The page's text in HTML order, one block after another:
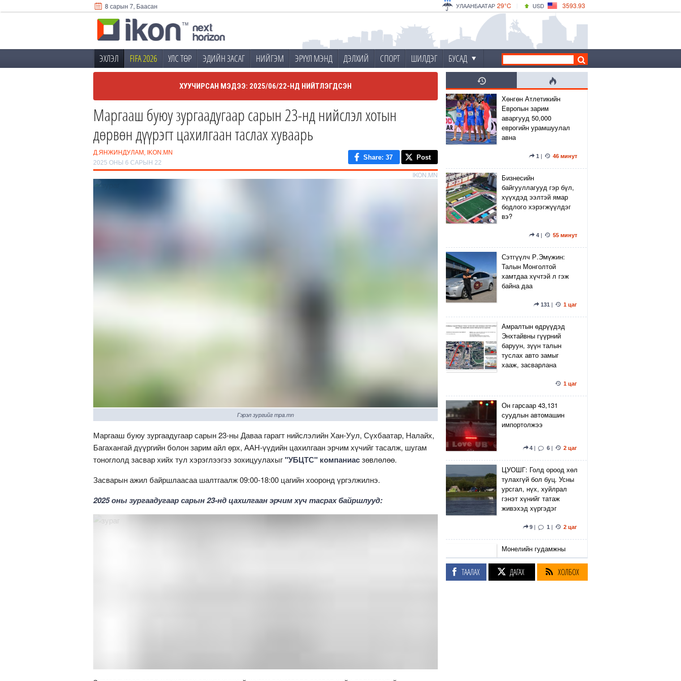
8 сарын 7, Баасан 29°C
УЛААНБААТАР
34°C
ДАРХАН
30°C
ЭРДЭНЭТ
USD 3593.93
4149.01
ЭХЛЭЛ FIFA 2026 УЛС ТӨР ЭДИЙН ЗАСАГ НИЙГЭМ ЭРҮҮЛ МЭНД ДЭЛХИЙ СПОРТ ШИЛДЭГ БУСАД
ХУУЧИРСАН МЭДЭЭ: 2025/06/22-НД НИЙТЛЭГДСЭН
Маргааш буюу зургаадугаар сарын 23-нд нийслэл хотын
дөрвөн дүүрэгт цахилгаан таслах хуваарь
Д.ЯНЖИНДУЛАМ, IKON.MN
2025 ОНЫ 6 САРЫН 22
Share: 37 Post
IKON.MN
Гэрэл зургийг mpa.mn
Маргааш буюу зургаадугаар сарын 23-ны Даваа гарагт нийслэлийн Хан-Уул, Сүхбаатар, Налайх,
Багахангай дүүргийн болон зарим айл өрх, ААН-үүдийн цахилгаан эрчим хүчийг тасалж, шугам
тоноглолд засвар хийх тул хэрэглээгээ зохицуулахыг"УБЦТС" компаниасзөвлөлөө.
Засварын ажил байршлаасаа шалтгаалж 09:00-18:00 цагийн хооронд үргэлжилнэ.
2025 оны зургаадугаар сарын 23-нд цахилгаан эрчим хүч тасрах байршлууд:
Хөнгөн Атлетикийн
Европын зарим
аваргууд 50,000
еврогийн урамшуулал
авна
1 | 46 минут
Бизнесийн
байгууллагууд гэр бүл,
хүүхдэд ээлтэй ямар
бодлого хэрэгжүүлдэг
вэ?
4| 55 минут
Сэтгүүлч Р.Эмүжин:
Талын Монголтой
хамтдаа хүчтэй л гэж
байна даа
131 | 1 цаг
Амралтын өдрүүдэд
Энхтайвны гүүрний
баруун, зүүн талын
туслах авто замыг
хааж, засварлана
1 цаг
Он гарсаар 43,131
суудлын автомашин
импортолжээ
4 | 6 | 2 цаг
ЦУОШГ: Голд ороод хөл
тулахгүй бол буц. Усны
урсгал, нүх, хуйлрал
гэнэт хүнийг татаж
живэхэд хүргэдэг
9 | 1 | 2 цаг
Монелийн гудамжны
авто замын
хөдөлгөөнийг өнөөдөр
орой хаана
ТААЛАХ ДАГАХ ХОЛБОХ